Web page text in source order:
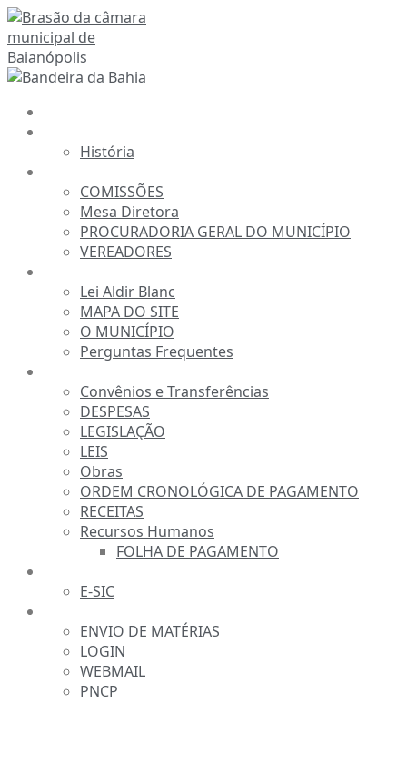
Ir
para
o
conteúdo
História
COMISSÕES
Mesa Diretora
PROCURADORIA GERAL DO MUNICÍPIO
VEREADORES
Lei Aldir Blanc
MAPA DO SITE
O MUNICÍPIO
Perguntas Frequentes
Convênios e Transferências
DESPESAS
LEGISLAÇÃO
LEIS
Obras
ORDEM CRONOLÓGICA DE PAGAMENTO
RECEITAS
Recursos Humanos
FOLHA DE PAGAMENTO
E-SIC
ENVIO DE MATÉRIAS
LOGIN
WEBMAIL
PNCP